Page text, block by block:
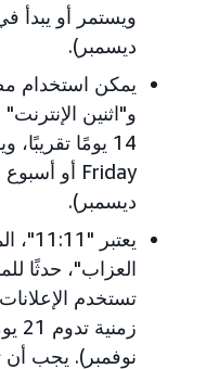
ديسمبر).
و"اثنين
ديسمبر).
العزاب"، حدثًا
تستخدم
نوفمبر). يجب أن